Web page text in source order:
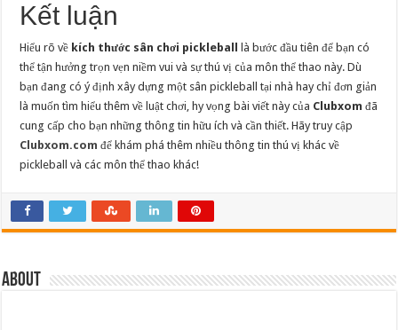
Kết luận
Hiểu rõ về kích thước sân chơi pickleball
là bước đầu tiên để bạn có
thể tận hưởng trọn vẹn niềm vui và sự thú vị của môn thể thao này. Dù
bạn đang có ý định xây dựng một sân pickleball tại nhà hay chỉ đơn giản
là muốn tìm hiểu thêm về luật chơi, hy vọng bài viết này của Clubxom đã
cung cấp cho bạn những thông tin hữu ích và cần thiết. Hãy truy cập
Clubxom.com để khám phá thêm nhiều thông tin thú vị khác về
pickleball và các môn thể thao khác!
About